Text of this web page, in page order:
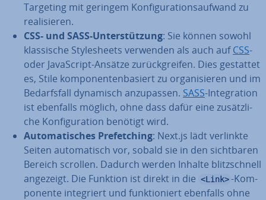
Targeting mit geringem Kon­fi­gu­ra­ti­ons­auf­wand zu
rea­li­sie­ren.
CSS- und SASS-Un­ter­stüt­zung: Sie können sowohl
klas­si­sche Style­sheets verwenden als auch aufCSS-
oder Ja­va­Script-Ansätze zu­rück­grei­fen. Dies gestattet
es, Stile kom­po­nen­ten­ba­siert zu or­ga­ni­sie­ren und im
Be­darfs­fall dynamisch an­zu­pas­sen. SASS-In­te­gra­ti­on
ist ebenfalls möglich, ohne dass dafür eine zu­sätz­li­
che Kon­fi­gu­ra­ti­on benötigt wird.
Au­to­ma­ti­sches Pre­fet­ching: Next.js lädt verlinkte
Seiten au­to­ma­tisch vor, sobald sie in den sicht­ba­ren
Bereich scrollen. Dadurch werden Inhalte blitz­schnell
angezeigt. Die Funktion ist direkt in die <Link> -Kom­
po­nen­te in­te­griert und funk­tio­niert ebenfalls ohne